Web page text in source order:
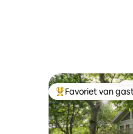
Topfavoriet van
Favoriet van